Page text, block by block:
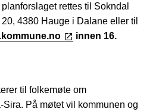
rettes til Sokndal
4380 Hauge i Dalane eller til
innen 16.
til folkemøte om
På møtet vil kommunen og